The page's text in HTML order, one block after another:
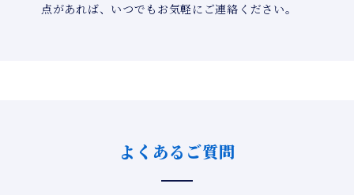
点があれば、いつでもお気軽にご連絡ください。
よくあるご質問